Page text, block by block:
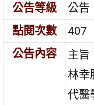
公告等級
公告
點閱次數
407
公告內容
主旨
林幸
代醫